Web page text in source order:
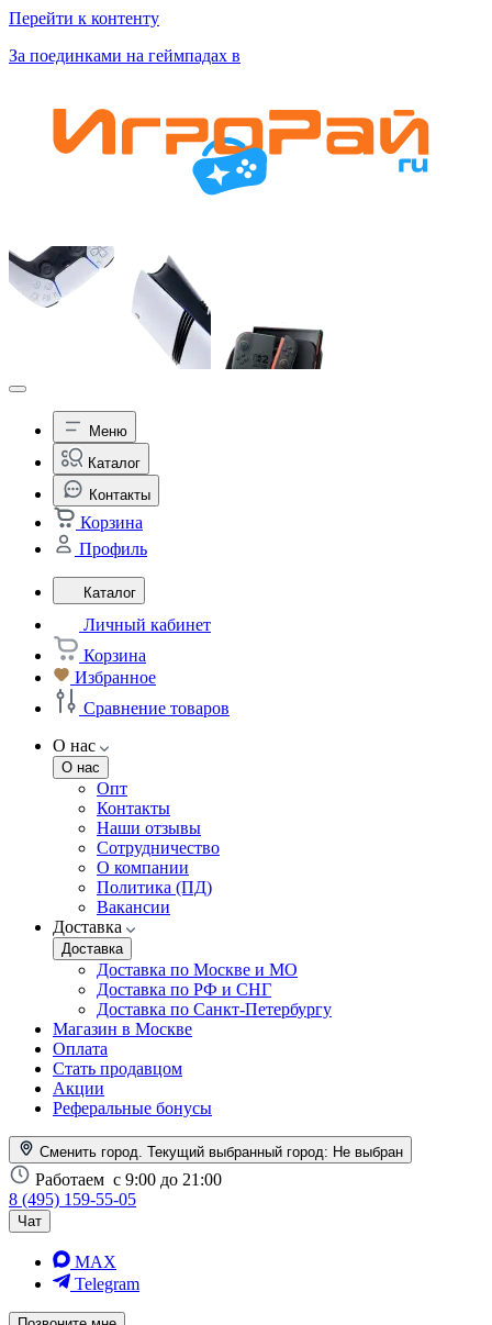
Перейти к контенту
За поединками на геймпадах в
Меню
Каталог
Контакты
Корзина
Профиль
Каталог
Личный кабинет
Корзина
Избранное
Сравнение товаров
О нас
О нас
Опт
Контакты
Наши отзывы
Сотрудничество
О компании
Политика (ПД)
Вакансии
Доставка
Доставка
Доставка по Москве и МО
Доставка по РФ и СНГ
Доставка по Санкт-Петербургу
Магазин в Москве
Оплата
Стать продавцом
Акции
Реферальные бонусы
Сменить город. Текущий выбранный город: Не выбран
Работаем с 9:00 до 21:00
8 (495) 159-55-05
Чат
MAX
Telegram